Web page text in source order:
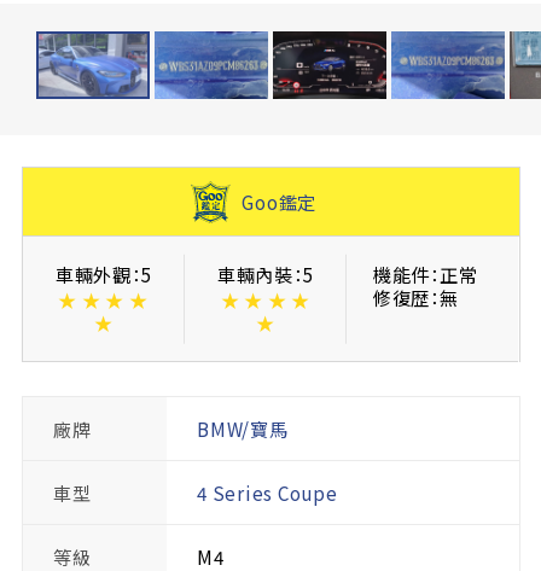
Goo鑑定
車輛外觀：5
★ ★ ★ ★
★
車輛內裝：5
★ ★ ★ ★
★
機能件：正常
修復歴：無
廠牌 BMW/寶馬
車型 4 Series Coupe
等級 M4